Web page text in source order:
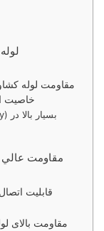
لوله
2- مقاومت لوله
3-